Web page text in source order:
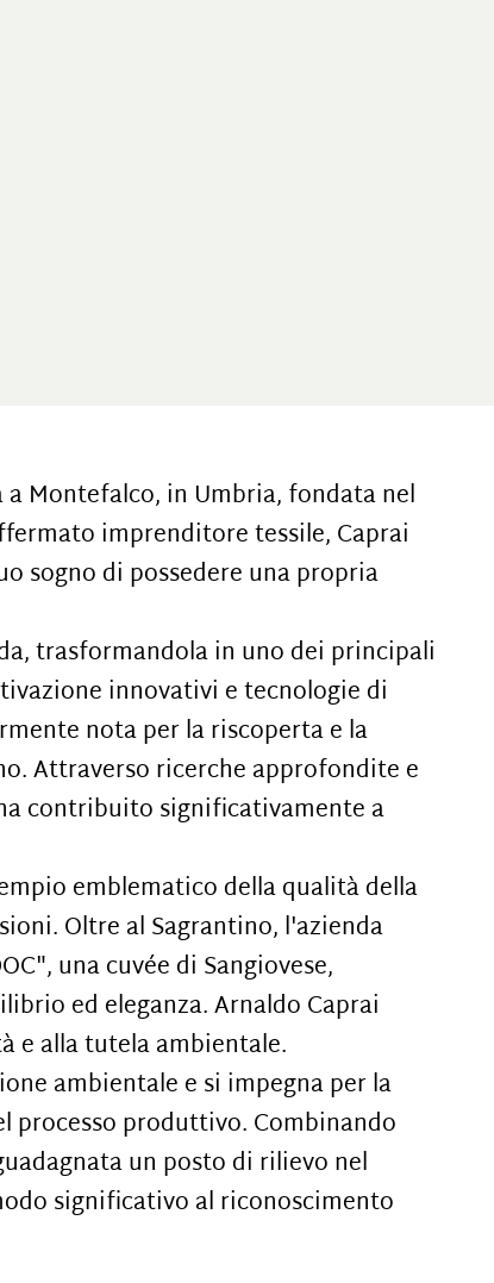
Montefalco, in Umbria, fondata nel
imprenditore tessile, Caprai
sogno di possedere una propria
trasformandola in uno dei principali
innovativi e tecnologie di
nota per la riscoperta e la
Attraverso ricerche approfondite e
contribuito significativamente a
emblematico della qualità della
Oltre al Sagrantino, l'azienda
una cuvée di Sangiovese,
ed eleganza. Arnaldo Caprai
e alla tutela ambientale.
ambientale e si impegna per la
processo produttivo. Combinando
un posto di rilievo nel
significativo al riconoscimento